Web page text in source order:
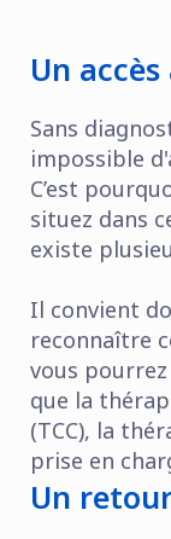
Un
Sans
impossible
C’est
situez dans
existe
Il convient
reconnaître
vous
que la
(TCC), la
prise en
Un